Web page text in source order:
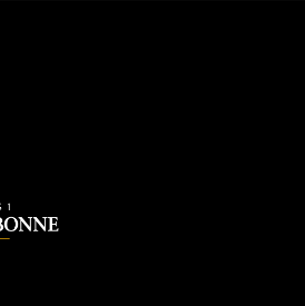
nous faisant devenir
la mise en œuvre d’une
dans son ensemble
production
partenaires, édition,
projet collectif est le point
plus formateur à mon sens,
d’un projet culturel, à tous